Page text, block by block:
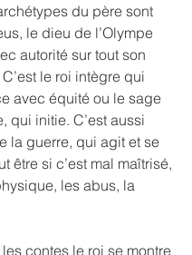
du père sont
le dieu de l’Olympe
autorité sur tout son
le roi intègre qui
avec équité ou le sage
qui initie. C’est aussi
la guerre, qui agit et se
être si c’est mal maîtrisé,
les abus, la
contes le roi se montre